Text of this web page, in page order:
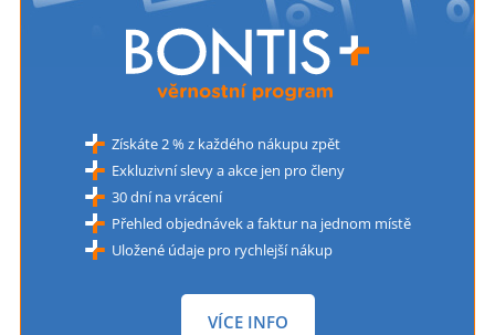
Získáte 2 % z každého nákupu zpět
Exkluzivní slevy a akce jen pro členy
30 dní na vrácení
Přehled objednávek a faktur na jednom místě
Uložené údaje pro rychlejší nákup
VÍCE INFO